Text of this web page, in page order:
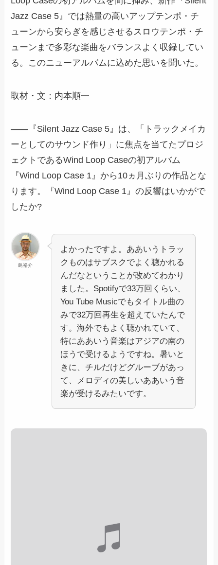
Jazz Case 5』では熱量の高いアップテンポ・チ
ューンから安らぎを感じさせるスロウテンポ・チ
ューンまで多彩な楽曲をバランスよく収録してい
る。このニューアルバムに込めた思いを聞いた。
取材・文：内本順一
――『Silent Jazz Case 5』は、「トラックメイカ
ーとしてのサウンド作り」に焦点を当てたプロジ
ェクトであるWind Loop Caseの初アルバム
『Wind Loop Case 1』から10ヵ月ぶりの作品とな
ります。『Wind Loop Case 1』の反響はいかがで
したか?
島裕介
よかったですよ。ああいうトラッ
クものはサブスクでよく聴かれる
んだなということが改めてわかり
ました。Spotifyで33万回くらい、
You Tube Musicでもタイトル曲の
みで32万回再生を超えていたんで
す。海外でもよく聴かれていて、
特にああいう音楽はアジアの南の
ほうで受けるようですね。暑いと
きに、チルだけどグルーブがあっ
て、メロディの美しいああいう音
楽が受けるみたいです。